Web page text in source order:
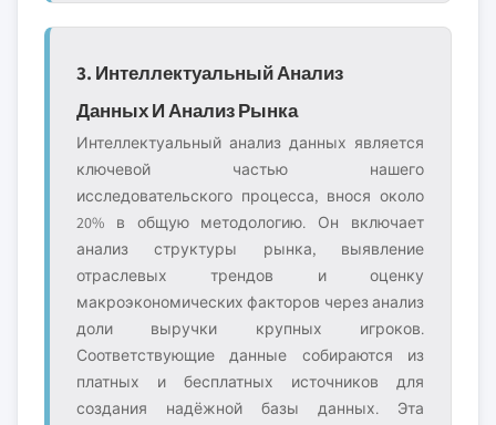
3. Интеллектуальный Анализ
Данных И Анализ Рынка
Интеллектуальный анализ данных является
ключевой частью нашего
исследовательского процесса, внося около
20% в общую методологию. Он включает
анализ структуры рынка, выявление
отраслевых трендов и оценку
макроэкономических факторов через анализ
доли выручки крупных игроков.
Соответствующие данные собираются из
платных и бесплатных источников для
создания надёжной базы данных. Эта